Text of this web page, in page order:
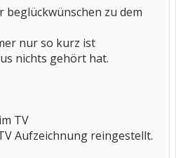
beglückwünschen zu dem
nur so kurz ist
nichts gehört hat.
TV
Aufzeichnung reingestellt.